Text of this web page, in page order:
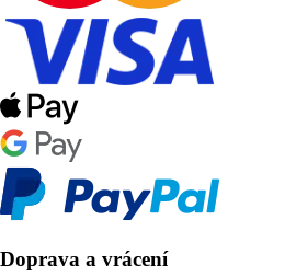
Doprava a vrácení